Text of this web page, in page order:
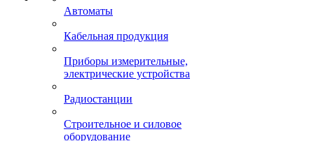
Автоматы
Кабельная продукция
Приборы измерительные,
электрические устройства
Радиостанции
Строительное и силовое
оборудование